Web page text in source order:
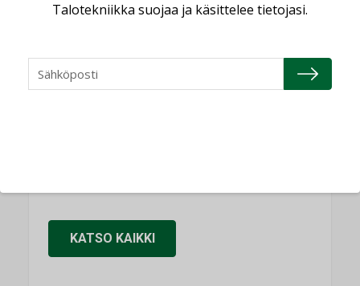
Consti
Refair
NIMITYKSET
KATSO KAIKKI
Talotekniikka suojaa ja käsittelee tietojasi.